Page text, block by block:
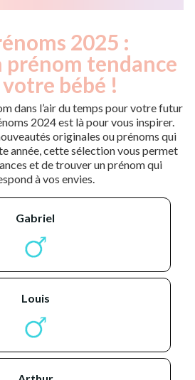
2025 :
prénom tendance
bébé !
dans l’air du temps pour votre futur
2024 est là pour vous inspirer.
originales ou prénoms qui
année, cette sélection vous permet
et de trouver un prénom qui
à vos envies.
gabriel
louis